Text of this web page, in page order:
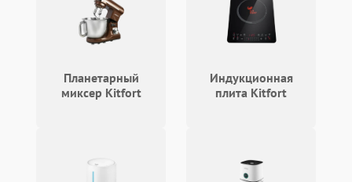
Планетарный
миксер Kitfort
Индукционная
плита Kitfort